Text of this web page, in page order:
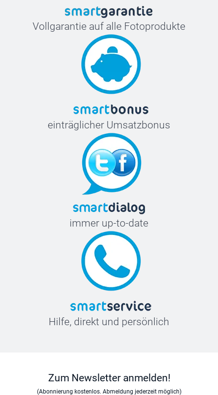
Vollgarantie auf alle Fotoprodukte
einträglicher Umsatzbonus
immer up-to-date
Hilfe, direkt und persönlich
Zum Newsletter anmelden!
(Abonnierung kostenlos. Abmeldung jederzeit möglich)